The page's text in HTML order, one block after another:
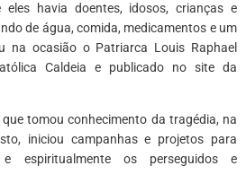
havia doentes, idosos, crianças e
de água, comida, medicamentos e um
na ocasião o Patriarca Louis Raphael
Caldeia e publicado no site da
tomou conhecimento da tragédia, na
iniciou campanhas e projetos para
e espiritualmente os perseguidos e